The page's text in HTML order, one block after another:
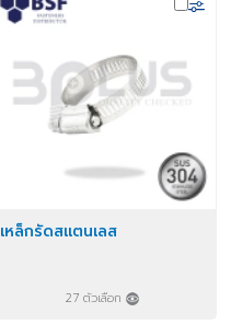
เหล็กรัดสแตนเลส
27 ตัวเลือก